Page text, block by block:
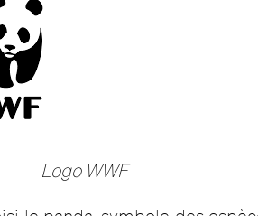
Logo WWF